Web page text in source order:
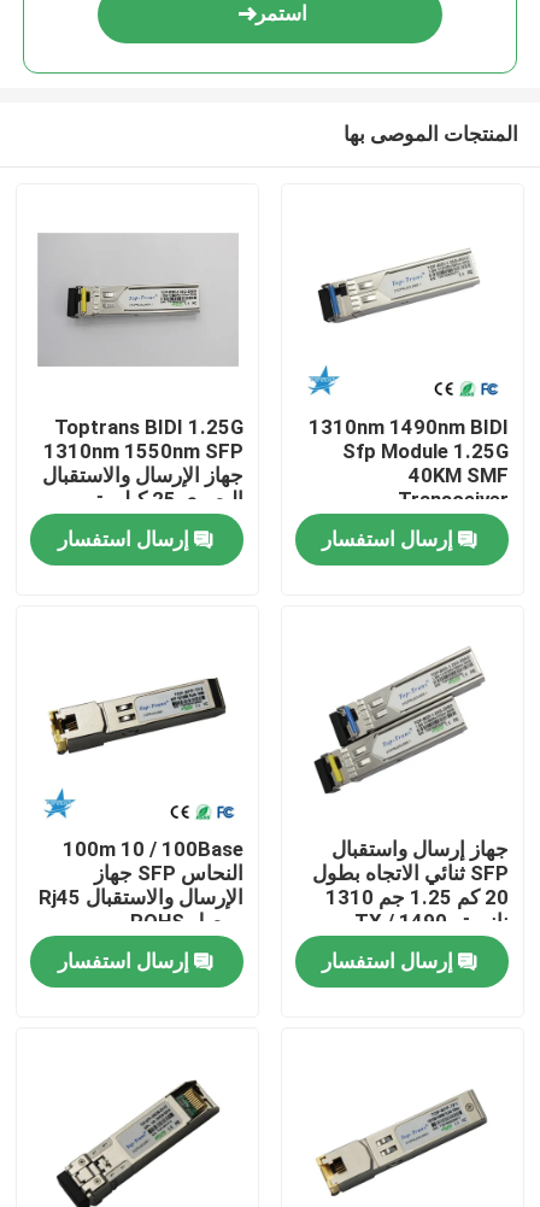
مسكن
معلومات عنا
جولة في المعمل
اتصل بنا
أخبار
وحدة بصرية 400G/800G
استمر
المنتجات الموصى بها
1310nm 1490nm BIDI
Sfp Module 1.25G
40KM SMF
Transceiver
إرسال استفسار
Toptrans BIDI 1.25G
1310nm 1550nm SFP
جهاز الإرسال والاستقبال
البصري 25 كيلومتر
إرسال استفسار
جهاز إرسال واستقبال
SFP ثنائي الاتجاه بطول
20 كم 1.25 جم 1310
نانومتر TX / 1490
نانومتر RX
إرسال استفسار
100m 10 / 100Base
النحاس SFP جهاز
الإرسال والاستقبال Rj45
موصل ROHS
إرسال استفسار